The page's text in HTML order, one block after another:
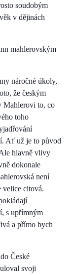
soudobým
v dějinách
mahlerovským
náročné úkoly,
že českým
Mahlerovi to, co
toho
Ať už je to původ
hlavně vlivy
dokonale
není
velice citová.
s upřímným
a přímo bych
České
svoji